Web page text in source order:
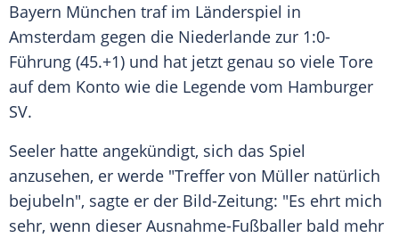
Bayern München traf im Länderspiel in
Amsterdam gegen die Niederlande zur 1:0-
Führung (45.+1) und hat jetzt genau so viele Tore
auf dem Konto wie die Legende vom Hamburger
SV.
Seeler hatte angekündigt, sich das Spiel
anzusehen, er werde "Treffer von Müller natürlich
bejubeln", sagte er der Bild-Zeitung: "Es ehrt mich
sehr, wenn dieser Ausnahme-Fußballer bald mehr